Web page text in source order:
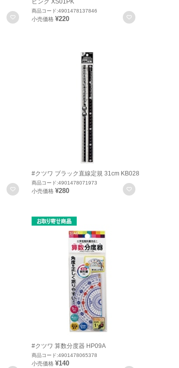
お気に入りに登録
商品コード:4901478137846
小売価格 ¥220
お気に入りに登録
#クツワ ブラック直線定規 31cm KB028
商品コード:4901478071973
小売価格 ¥280
#クツワ 算数分度器 HP09A
商品コード:4901478065378
小売価格 ¥140